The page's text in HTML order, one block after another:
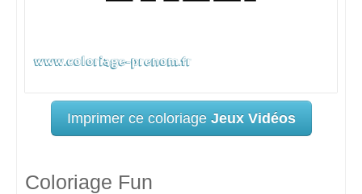
Imprimer ce coloriage Jeux Vidéos
Coloriage Fun